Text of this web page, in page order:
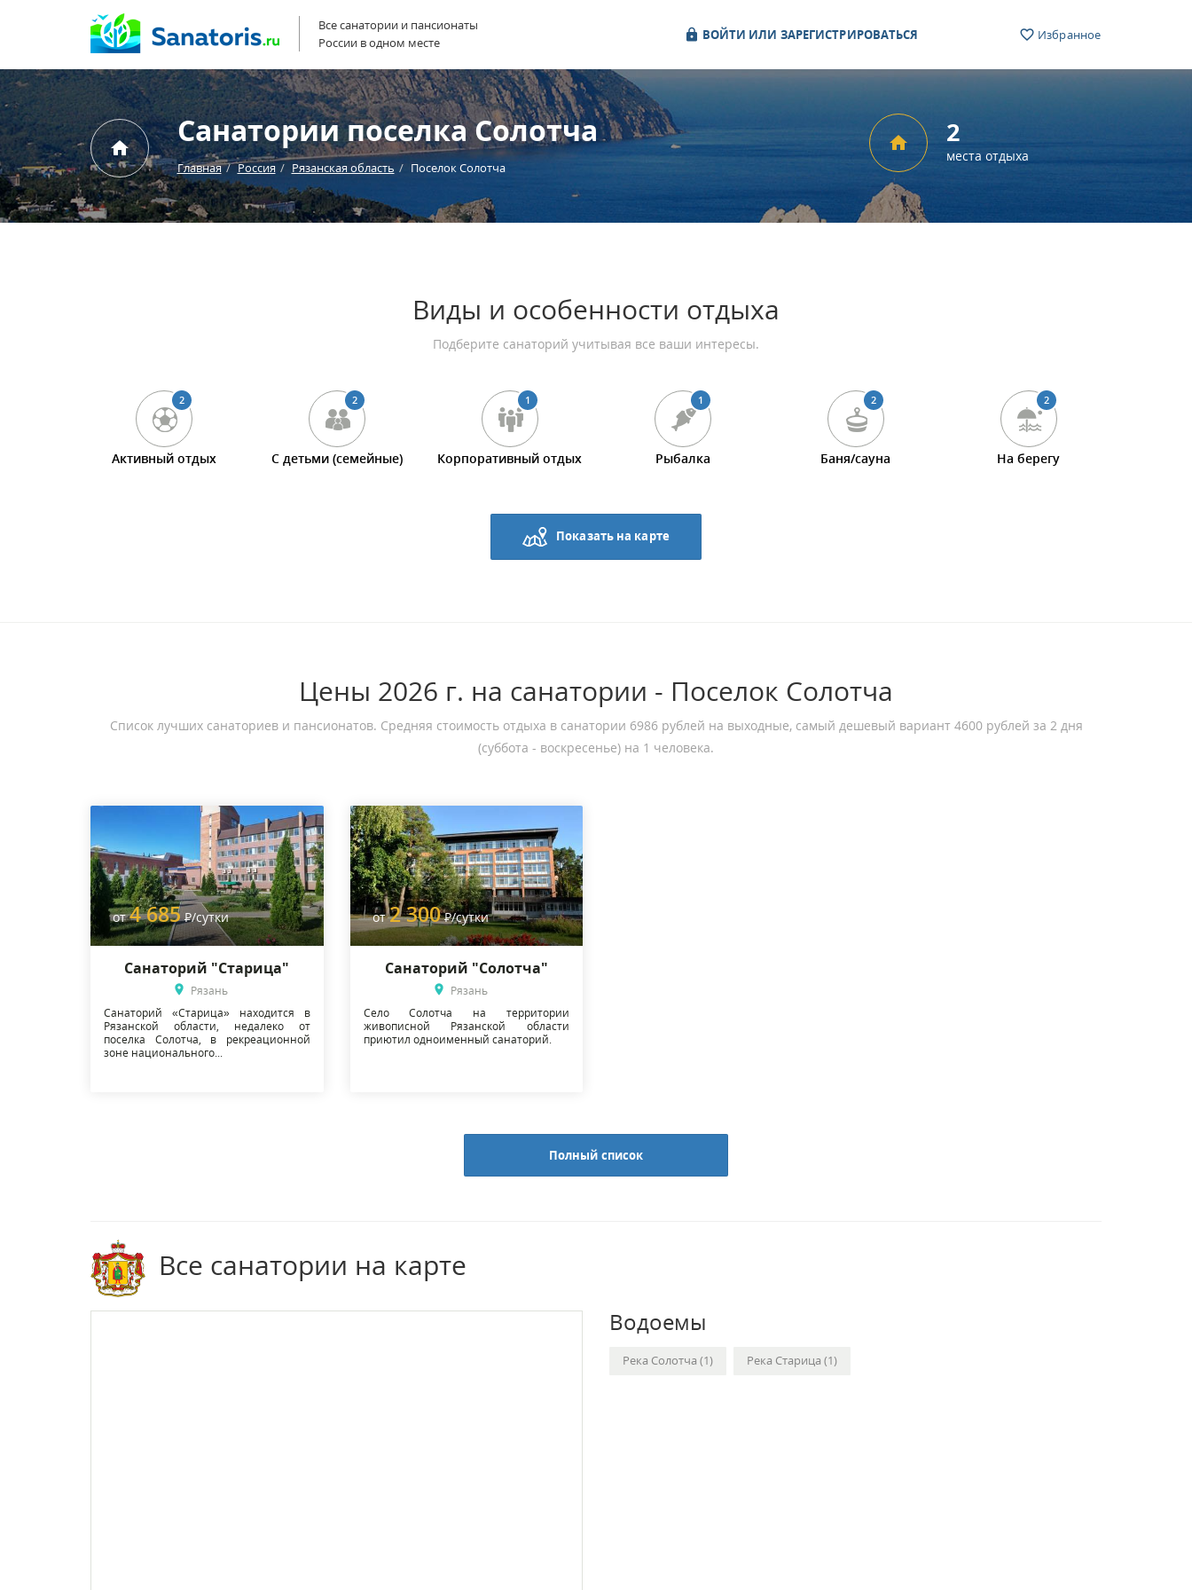
Все санатории и пансионаты
России в одном месте
ВОЙТИ ИЛИ ЗАРЕГИСТРИРОВАТЬСЯ Избранное
Санатории поселка Солотча
Главная Россия Рязанская область Поселок Солотча
2
места отдыха
Виды и особенности отдыха
Подберите санаторий учитывая все ваши интересы.
2
Активный отдых
2
С детьми (семейные)
1
Корпоративный отдых
1
Рыбалка
2
Баня/сауна
2
На берегу
Показать на карте
Цены 2026 г. на санатории - Поселок Солотча
Список лучших санаториев и пансионатов. Средняя стоимость отдыха в санатории 6986 рублей на выходные, самый дешевый вариант 4600 рублей за 2 дня
(суббота - воскресенье) на 1 человека.
от4 685 Р/сутки
Санаторий "Старица"
Рязань
Санаторий «Старица» находится в
Рязанской области, недалеко от
поселка Солотча, в рекреационной
зоне национального...
от2 300 Р/сутки
Санаторий "Солотча"
Рязань
Село Солотча на территории
живописной Рязанской области
приютил одноименный санаторий.
Полный список
Все санатории на карте
Водоемы
Река Солотча (1) Река Старица (1)